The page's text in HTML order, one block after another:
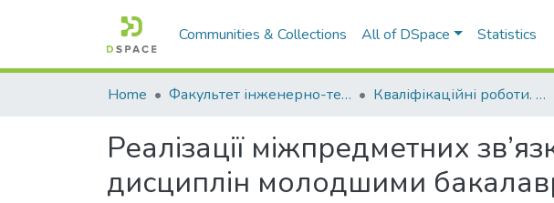
Communities & Collections All of DSpace Statistics
Home Факультет інженерно-технологічний Кваліфікаційні роботи. Факультет інженерно-технологічний
Реалізації міжпредметних
дисциплін молодшими